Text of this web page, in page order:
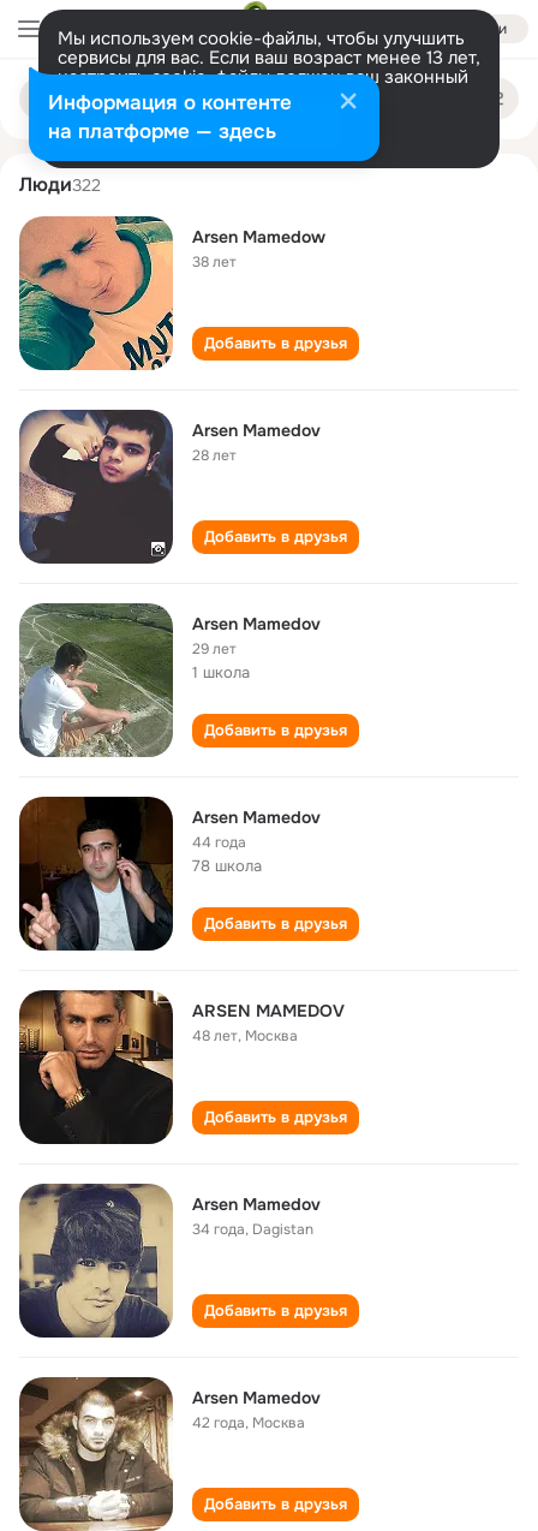
Войти
Мы используем cookie-файлы, чтобы улучшить
сервисы для вас. Если ваш возраст менее 13 лет,
настроить cookie-файлы должен ваш законный
представитель. Больше информации
Разрешить все Настроить
Поиск
людям
arsen mamedov
Люди322
Arsen Mamedow
38 лет
Добавить в друзья
Arsen Mamedov
28 лет
Добавить в друзья
Arsen Mamedov
29 лет
1 школа
Добавить в друзья
Arsen Mamedov
44 года
78 школа
Добавить в друзья
ARSEN MAMEDOV
48 лет, Москва
Добавить в друзья
Arsen Mamedov
34 года, Dagistan
Добавить в друзья
Arsen Mamedov
42 года, Москва
Добавить в друзья
Информация о контенте
на платформе — здесь